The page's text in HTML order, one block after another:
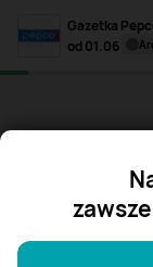
Gazetka
od 01.06
"/>